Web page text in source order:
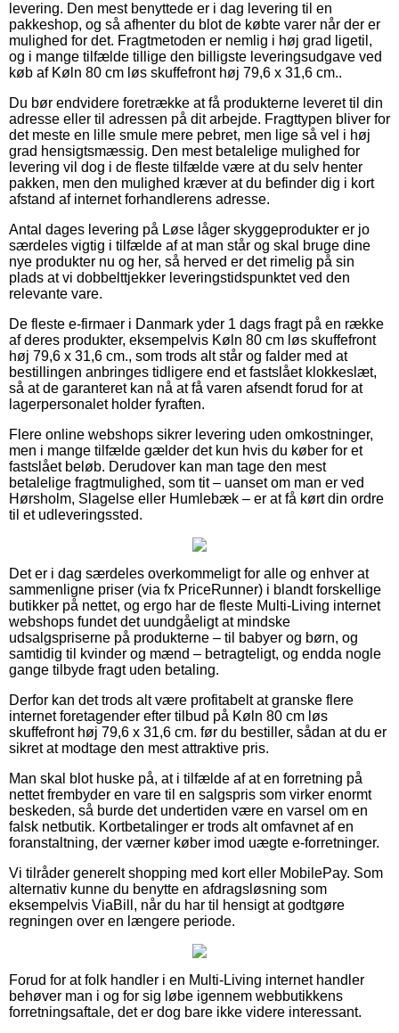
levering. Den mest benyttede er i dag levering til en
pakkeshop, og så afhenter du blot de købte varer når der er
mulighed for det. Fragtmetoden er nemlig i høj grad ligetil,
og i mange tilfælde tillige den billigste leveringsudgave ved
køb af Køln 80 cm løs skuffefront høj 79,6 x 31,6 cm..
Du bør endvidere foretrække at få produkterne leveret til din
adresse eller til adressen på dit arbejde. Fragttypen bliver for
det meste en lille smule mere pebret, men lige så vel i høj
grad hensigtsmæssig. Den mest betalelige mulighed for
levering vil dog i de fleste tilfælde være at du selv henter
pakken, men den mulighed kræver at du befinder dig i kort
afstand af internet forhandlerens adresse.
Antal dages levering på Løse låger skyggeprodukter er jo
særdeles vigtig i tilfælde af at man står og skal bruge dine
nye produkter nu og her, så herved er det rimelig på sin
plads at vi dobbelttjekker leveringstidspunktet ved den
relevante vare.
De fleste e-firmaer i Danmark yder 1 dags fragt på en række
af deres produkter, eksempelvis Køln 80 cm løs skuffefront
høj 79,6 x 31,6 cm., som trods alt står og falder med at
bestillingen anbringes tidligere end et fastslået klokkeslæt,
så at de garanteret kan nå at få varen afsendt forud for at
lagerpersonalet holder fyraften.
Flere online webshops sikrer levering uden omkostninger,
men i mange tilfælde gælder det kun hvis du køber for et
fastslået beløb. Derudover kan man tage den mest
betalelige fragtmulighed, som tit – uanset om man er ved
Hørsholm, Slagelse eller Humlebæk – er at få kørt din ordre
til et udleveringssted.
Det er i dag særdeles overkommeligt for alle og enhver at
sammenligne priser (via fx PriceRunner) i blandt forskellige
butikker på nettet, og ergo har de fleste Multi-Living internet
webshops fundet det uundgåeligt at mindske
udsalgspriserne på produkterne – til babyer og børn, og
samtidig til kvinder og mænd – betragteligt, og endda nogle
gange tilbyde fragt uden betaling.
Derfor kan det trods alt være profitabelt at granske flere
internet foretagender efter tilbud på Køln 80 cm løs
skuffefront høj 79,6 x 31,6 cm. før du bestiller, sådan at du er
sikret at modtage den mest attraktive pris.
Man skal blot huske på, at i tilfælde af at en forretning på
nettet frembyder en vare til en salgspris som virker enormt
beskeden, så burde det undertiden være en varsel om en
falsk netbutik. Kortbetalinger er trods alt omfavnet af en
foranstaltning, der værner køber imod uægte e-forretninger.
Vi tilråder generelt shopping med kort eller MobilePay. Som
alternativ kunne du benytte en afdragsløsning som
eksempelvis ViaBill, når du har til hensigt at godtgøre
regningen over en længere periode.
Forud for at folk handler i en Multi-Living internet handler
behøver man i og for sig løbe igennem webbutikkens
forretningsaftale, det er dog bare ikke videre interessant.